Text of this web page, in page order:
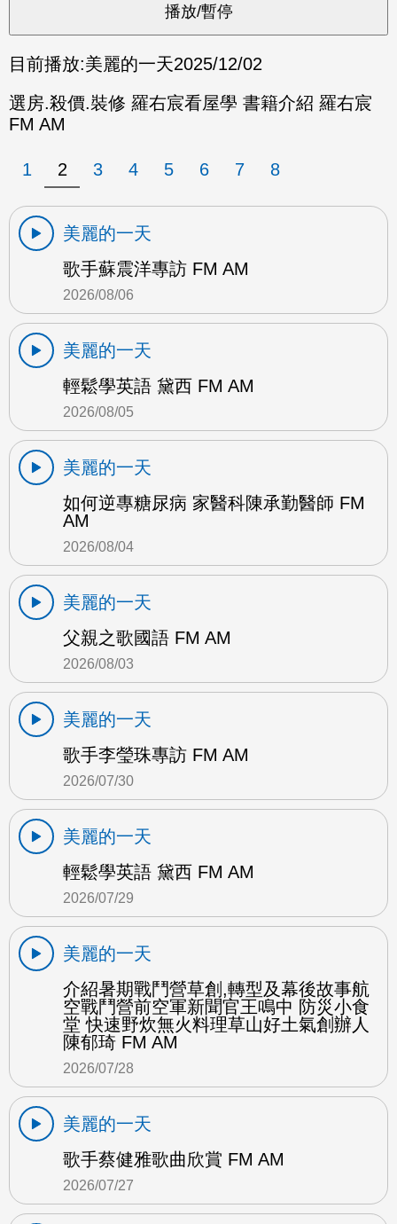
目前播放:美麗的一天2025/12/02
選房.殺價.裝修 羅右宸看屋學 書籍介紹 羅右宸
FM AM
1 2 3 4 5 6 7 8
美麗的一天
歌手蘇震洋專訪 FM AM
2026/08/06
美麗的一天
輕鬆學英語 黛西 FM AM
2026/08/05
美麗的一天
如何逆專糖尿病 家醫科陳承勤醫師 FM
AM
2026/08/04
美麗的一天
父親之歌國語 FM AM
2026/08/03
美麗的一天
歌手李瑩珠專訪 FM AM
2026/07/30
美麗的一天
輕鬆學英語 黛西 FM AM
2026/07/29
美麗的一天
介紹暑期戰鬥營草創,轉型及幕後故事航
空戰鬥營前空軍新聞官王鳴中 防災小食
堂 快速野炊無火料理草山好土氣創辦人
陳郁琦 FM AM
2026/07/28
美麗的一天
歌手蔡健雅歌曲欣賞 FM AM
2026/07/27